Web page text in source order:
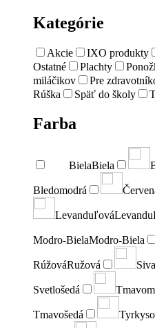
Kategórie
Akcie IXO produkty
Ostatné
Plachty
miláčikov
Pre
Rúška
Späť do školy
Farba
BielaBiela
Bledomodrá
Levanduľová
Modro-BielaModro-Biela
RúžováRužová Siva
Svetlošedá
Tmavošedá